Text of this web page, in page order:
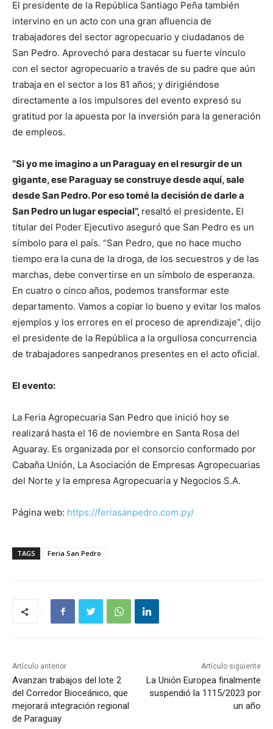
El presidente de la República Santiago Peña también
intervino en un acto con una gran afluencia de
trabajadores del sector agropecuario y ciudadanos de
San Pedro. Aprovechó para destacar su fuerte vínculo
con el sector agropecuario a través de su padre que aún
trabaja en el sector a los 81 años; y dirigiéndose
directamente a los impulsores del evento expresó su
gratitud por la apuesta por la inversión para la generación
de empleos.
“Si yo me imagino a un Paraguay en el resurgir de un
gigante, ese Paraguay se construye desde aquí, sale
desde San Pedro. Por eso tomé la decisión de darle a
San Pedro un lugar especial”, resaltó el presidente. El
titular del Poder Ejecutivo aseguró que San Pedro es un
símbolo para el país. “San Pedro, que no hace mucho
tiempo era la cuna de la droga, de los secuestros y de las
marchas, debe convertirse en un símbolo de esperanza.
En cuatro o cinco años, podemos transformar este
departamento. Vamos a copiar lo bueno y evitar los malos
ejemplos y los errores en el proceso de aprendizaje”, dijo
el presidente de la República a la orgullosa concurrencia
de trabajadores sanpedranos presentes en el acto oficial.
El evento:
La Feria Agropecuaria San Pedro que inició hoy se
realizará hasta el 16 de noviembre en Santa Rosa del
Aguaray. Es organizada por el consorcio conformado por
Cabaña Unión, La Asociación de Empresas Agropecuarias
del Norte y la empresa Agropecuaria y Negocios S.A.
Página web: https://feriasanpedro.com.py/
TAGS Feria San Pedro
Artículo anterior
Avanzan trabajos del lote 2
del Corredor Bioceánico, que
mejorará integración regional
de Paraguay
Artículo siguiente
La Unión Europea finalmente
suspendió la 1115/2023 por
un año